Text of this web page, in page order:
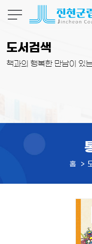
도서검색
책과의 행복한 만남이 있
홈